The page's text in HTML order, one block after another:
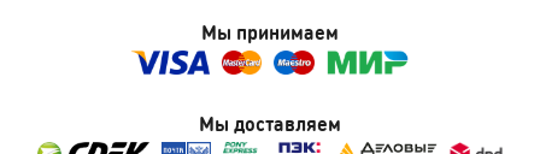
Мы принимаем
Мы доставляем